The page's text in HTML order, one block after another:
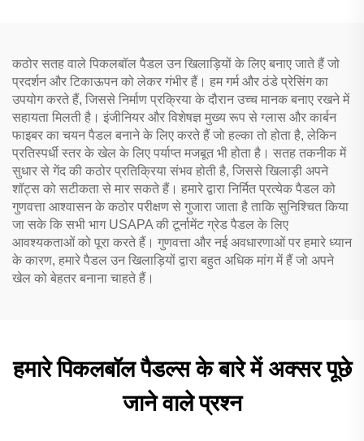
कठोर सतह वाले पिकलबॉल पैडल उन खिलाड़ियों के लिए बनाए जाते हैं जो
प्रदर्शन और टिकाऊपन को लेकर गंभीर हैं। हम गर्म और ठंडे प्रेसिंग का
उपयोग करते हैं, जिससे निर्माण प्रक्रिया के दौरान उच्च मानक बनाए रखने में
सहायता मिलती है। इंजीनियर और विशेषज्ञ मुख्य रूप से ग्लास और कार्बन
फाइबर का चयन पैडल बनाने के लिए करते हैं जो हल्का तो होता है, लेकिन
प्रतिस्पर्धी स्तर के खेल के लिए पर्याप्त मजबूत भी होता है। सतह तकनीक में
सुधार से गेंद की कठोर प्रतिक्रिया संभव होती है, जिससे खिलाड़ी अपने
शॉट्स को सटीकता से मार सकते हैं। हमारे द्वारा निर्मित प्रत्येक पैडल को
गुणवत्ता आश्वासन के कठोर परीक्षण से गुजारा जाता है ताकि सुनिश्चित किया
जा सके कि सभी भाग USAPA की टूर्नामेंट ग्रेड पैडल के लिए
आवश्यकताओं को पूरा करते हैं। गुणवत्ता और नई अवधारणाओं पर हमारे ध्यान
के कारण, हमारे पैडल उन खिलाड़ियों द्वारा बहुत अधिक मांग में हैं जो अपने
खेल को बेहतर बनाना चाहते हैं।
हमारे पिकलबॉल पैडल्स के बारे में अक्सर पूछे
जाने वाले प्रश्न